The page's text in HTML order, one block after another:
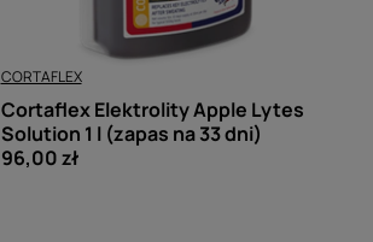
CORTAFLEX
Cortaflex Elektrolity Apple Lytes
Solution 1 l (zapas na 33 dni)
96,00 zł